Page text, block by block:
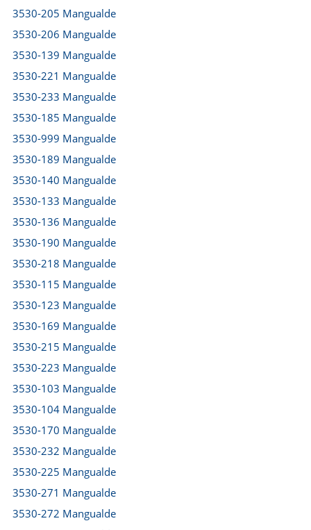
3530-205 Mangualde
3530-206 Mangualde
3530-139 Mangualde
3530-221 Mangualde
3530-233 Mangualde
3530-185 Mangualde
3530-999 Mangualde
3530-189 Mangualde
3530-140 Mangualde
3530-133 Mangualde
3530-136 Mangualde
3530-190 Mangualde
3530-218 Mangualde
3530-115 Mangualde
3530-123 Mangualde
3530-169 Mangualde
3530-215 Mangualde
3530-223 Mangualde
3530-103 Mangualde
3530-104 Mangualde
3530-170 Mangualde
3530-232 Mangualde
3530-225 Mangualde
3530-271 Mangualde
3530-272 Mangualde